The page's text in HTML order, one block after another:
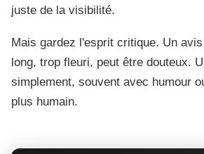
juste de la visibilité.
Mais gardez l'esprit critique. Un
long, trop fleuri, peut être douteux.
simplement, souvent avec humour
plus humain.